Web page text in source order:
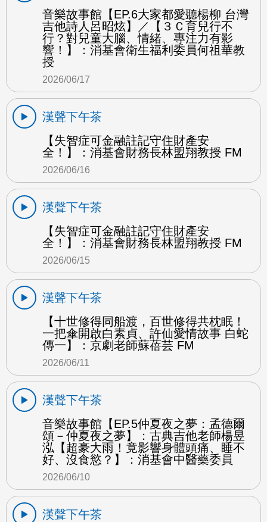
音樂故事館【EP.6大家都愛聽楊柳 台灣
吉他詩人呂昭炫】／【３Ｃ育兒行不
行？對兒童大腦、情緒、專注力有影
響！】：消基會衛生福利委員何祖華教
授
2026/06/17
漢聲下午茶
【失智症可金融註記守住財產安
全！】：消基會財務長林盟翔教授 FM
2026/06/16
漢聲下午茶
【失智症可金融註記守住財產安
全！】：消基會財務長林盟翔教授 FM
2026/06/15
漢聲下午茶
【十世修得同船渡，百世修得共枕眠！
一把傘開啟白素貞、許仙愛情故事 白蛇
傳一】：京劇老師蘇蓓芸 FM
2026/06/11
漢聲下午茶
音樂故事館【EP.5仲夏夜之夢：孟德爾
頌－仲夏夜之夢】：古典吉他老師楊昱
泓【超豪大雨！竟影響身體頭痛、睡不
好、沒食慾？】：消基會中醫藥委員
2026/06/10
漢聲下午茶